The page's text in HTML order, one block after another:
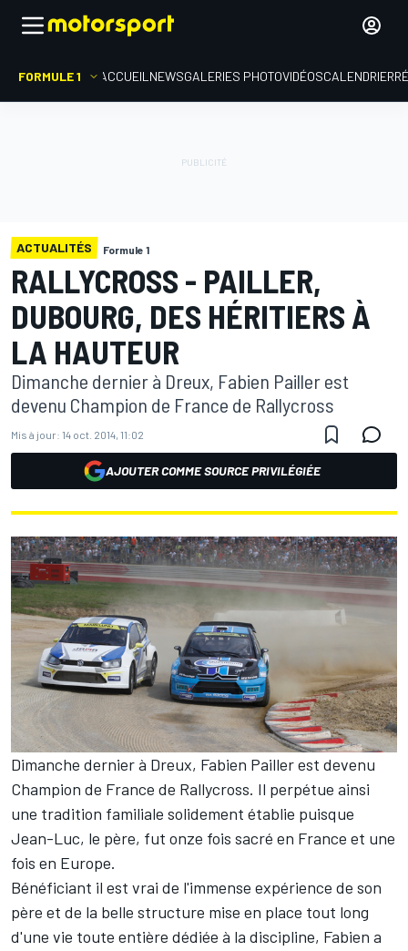
FORMULE 1 ACCUEIL NEWSGALERIES PHOTOVIDÉOSCALENDRIER
ACTUALITÉS Formule 1
RALLYCROSS - PAILLER,
DUBOURG, DES HÉRITIERS À
LA HAUTEUR
Dimanche dernier à Dreux, Fabien Pailler est
devenu Champion de France de Rallycross
Mis à jour: 14 oct. 2014, 11:02
AJOUTER COMME SOURCE PRIVILÉGIÉE
Dimanche dernier à Dreux, Fabien Pailler est devenu
Champion de France de Rallycross. Il perpétue ainsi
une tradition familiale solidement établie puisque
Jean-Luc, le père, fut onze fois sacré en France et une
fois en Europe.
Bénéficiant il est vrai de l'immense expérience de son
père et de la belle structure mise en place tout long
d'une vie toute entière dédiée à la discipline, Fabien a